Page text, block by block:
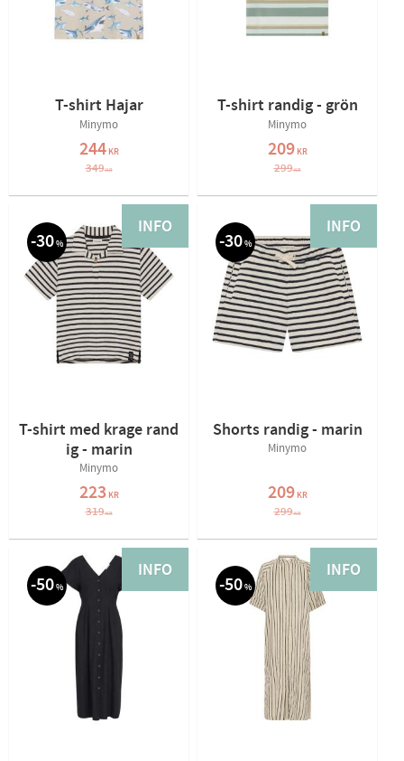
T-shirt Hajar
Minymo
244KR
349KR
T-shirt randig - grön
Minymo
209KR
299KR
T-shirt med krage rand
ig - marin
Minymo
223KR
319KR
30%
INFO
Shorts randig - marin
Minymo
209KR
299KR
30%
INFO
50%
INFO
50%
INFO